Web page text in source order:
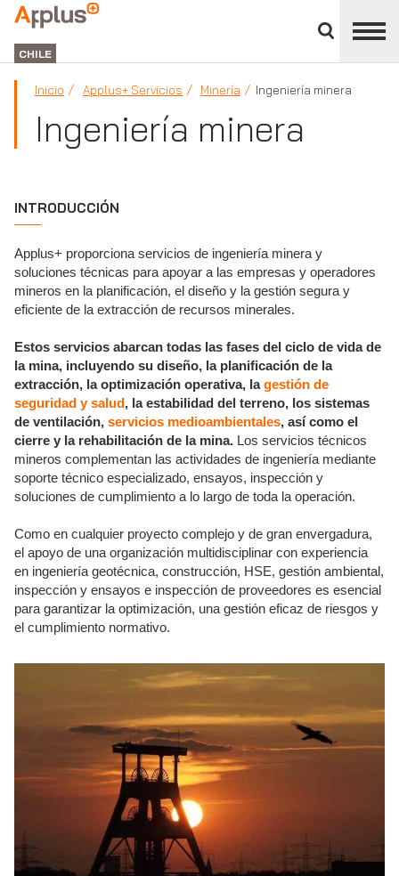
panel
APPLUS+
GROUP
CHILE
Inicio Applus+ Servicios Minería Ingeniería minera
Ingeniería minera
INTRODUCCIÓN
Applus+ proporciona servicios de ingeniería minera y
soluciones técnicas para apoyar a las empresas y operadores
mineros en la planificación, el diseño y la gestión segura y
eficiente de la extracción de recursos minerales.
Estos servicios abarcan todas las fases del ciclo de vida de
la mina, incluyendo su diseño, la planificación de la
extracción, la optimización operativa, lagestión de
seguridad y salud, la estabilidad del terreno, los sistemas
de ventilación, servicios medioambientales, así como el
cierre y la rehabilitación de la mina. Los servicios técnicos
mineros complementan las actividades de ingeniería mediante
soporte técnico especializado, ensayos, inspección y
soluciones de cumplimiento a lo largo de toda la operación.
Como en cualquier proyecto complejo y de gran envergadura,
el apoyo de una organización multidisciplinar con experiencia
en ingeniería geotécnica, construcción, HSE, gestión ambiental,
inspección y ensayos e inspección de proveedores es esencial
para garantizar la optimización, una gestión eficaz de riesgos y
el cumplimiento normativo.